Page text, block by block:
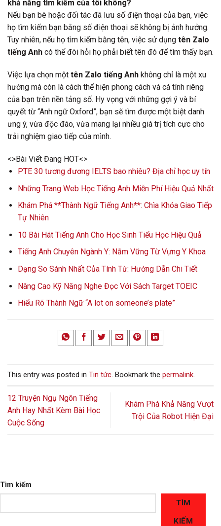
khả năng tìm kiếm của tôi không?
Nếu bạn bè hoặc đối tác đã lưu số điện thoại của bạn, việc
họ tìm kiếm bạn bằng số điện thoại sẽ không bị ảnh hưởng.
Tuy nhiên, nếu họ tìm kiếm bằng tên, việc sử dụng tên Zalo
tiếng Anh có thể đòi hỏi họ phải biết tên đó để tìm thấy bạn.
Việc lựa chọn một tên Zalo tiếng Anh không chỉ là một xu
hướng mà còn là cách thể hiện phong cách và cá tính riêng
của bạn trên nền tảng số. Hy vọng với những gợi ý và bí
quyết từ “Anh ngữ Oxford”, bạn sẽ tìm được một biệt danh
ưng ý, vừa độc đáo, vừa mang lại nhiều giá trị tích cực cho
trải nghiệm giao tiếp của mình.
<>Bài Viết Đang HOT<>
PTE 30 tương đương IELTS bao nhiêu? Địa chỉ học uy tín
Những Trang Web Học Tiếng Anh Miễn Phí Hiệu Quả Nhất
Khám Phá **Thành Ngữ Tiếng Anh**: Chìa Khóa Giao Tiếp
Tự Nhiên
10 Bài Hát Tiếng Anh Cho Học Sinh Tiểu Học Hiệu Quả
Tiếng Anh Chuyên Ngành Y: Nắm Vững Từ Vựng Y Khoa
Dạng So Sánh Nhất Của Tính Từ: Hướng Dẫn Chi Tiết
Nâng Cao Kỹ Năng Nghe Đọc Với Sách Target TOEIC
Hiểu Rõ Thành Ngữ “A lot on someone’s plate”
This entry was posted in Tin tức . Bookmark the permalink
12 Truyện Ngụ Ngôn Tiếng
Anh Hay Nhất Kèm Bài Học
Cuộc Sống
Khám Phá Khả Năng Vượt
Trội Của Robot Hiện Đại
Tìm kiếm
TÌM
KIẾM